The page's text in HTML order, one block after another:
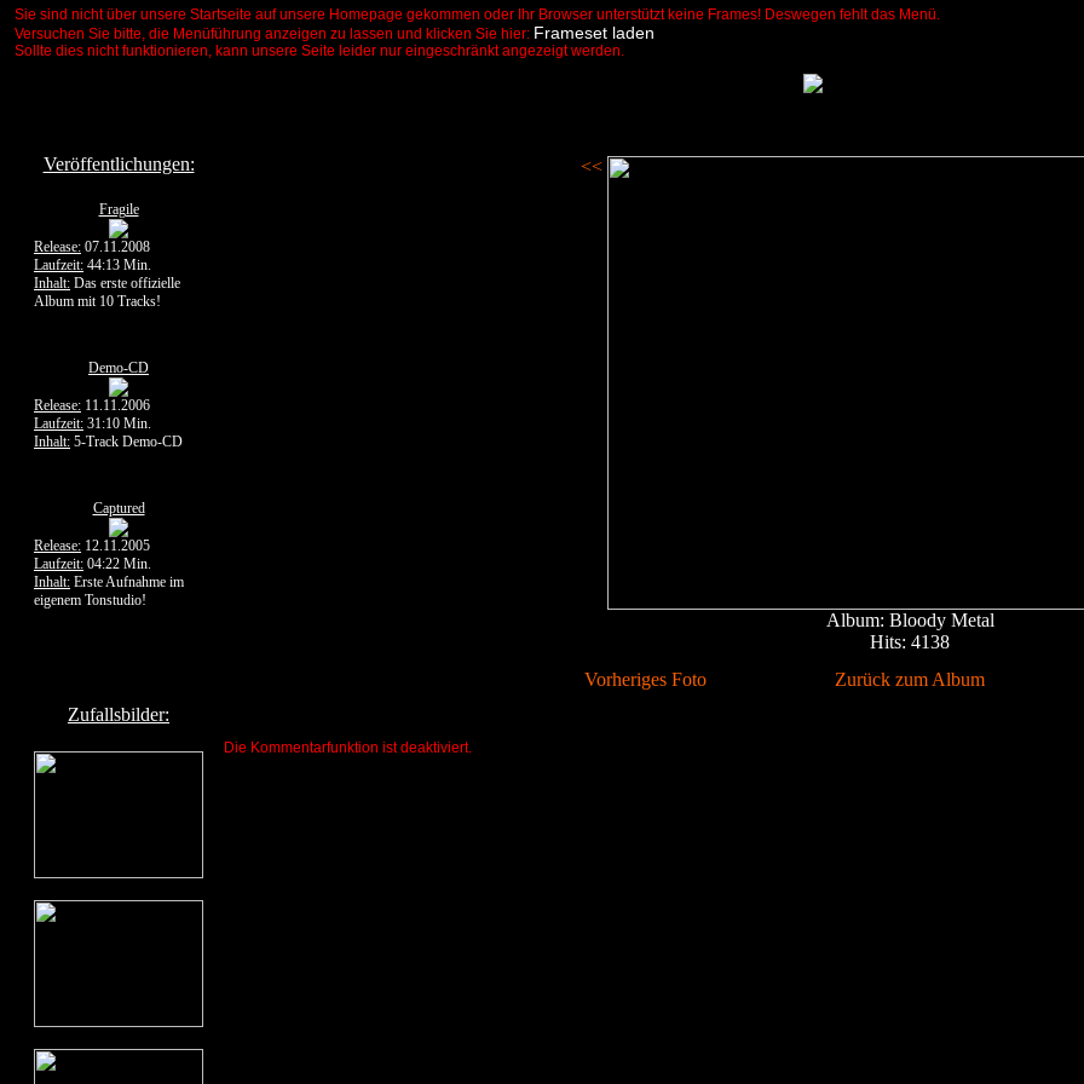
Sie sind nicht über unsere Startseite auf unsere Homepage gekommen oder Ihr Browser unterstützt keine Frames! Deswegen fehlt das Menü.
Versuchen Sie bitte, die Menüführung anzeigen zu lassen und klicken Sie hier: Frameset laden
Sollte dies nicht funktionieren, kann unsere Seite leider nur eingeschränkt angezeigt werden.
Veröffentlichungen:
Fragile
Release: 07.11.2008
Laufzeit: 44:13 Min.
Inhalt: Das erste offizielle
Album mit 10 Tracks!
Demo-CD
Release: 11.11.2006
Laufzeit: 31:10 Min.
Inhalt: 5-Track Demo-CD
Captured
Release: 12.11.2005
Laufzeit: 04:22 Min.
Inhalt: Erste Aufnahme im
eigenem Tonstudio!
Zufallsbilder:
<<
Album: Bloody Metal
Hits: 4138
Vorheriges Foto
Zurück zum Album
Die Kommentarfunktion ist deaktiviert.